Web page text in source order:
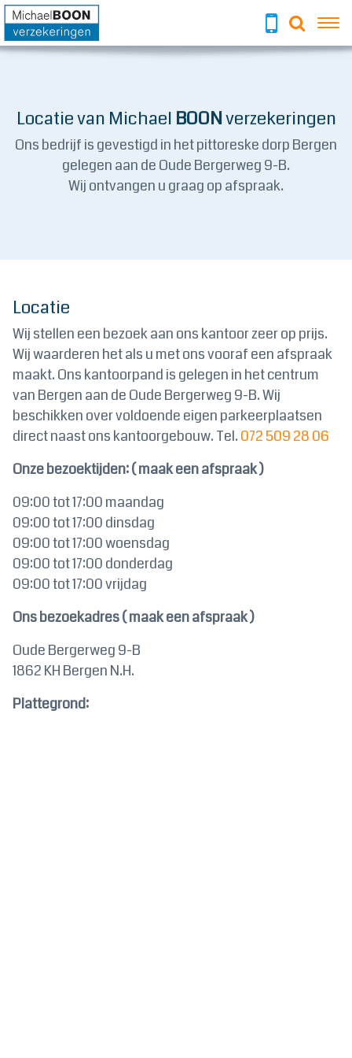
Locatie van Michael BOONverzekeringen
Ons bedrijf is gevestigd in het pittoreske dorp Bergen
gelegen aan de Oude Bergerweg 9-B.
Wij ontvangen u graag op afspraak.
Locatie
Wij stellen een bezoek aan ons kantoor zeer op prijs.
Wij waarderen het als u met ons vooraf een afspraak
maakt. Ons kantoorpand is gelegen in het centrum
van Bergen aan de Oude Bergerweg 9-B. Wij
beschikken over voldoende eigen parkeerplaatsen
direct naast ons kantoorgebouw. Tel. 072 509 28 06
Onze bezoektijden: ( maak een afspraak )
09:00 tot 17:00 maandag
09:00 tot 17:00 dinsdag
09:00 tot 17:00 woensdag
09:00 tot 17:00 donderdag
09:00 tot 17:00 vrijdag
Ons bezoekadres ( maak een afspraak )
Oude Bergerweg 9-B
1862 KH Bergen N.H.
Plattegrond: